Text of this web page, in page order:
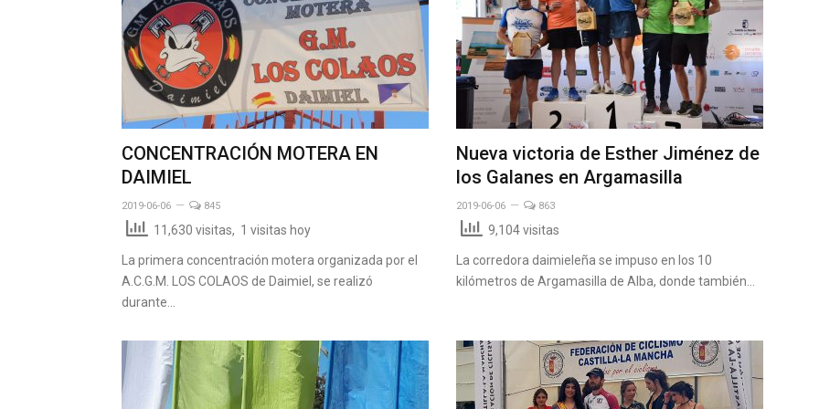
CONCENTRACIÓN MOTERA EN
DAIMIEL
2019-06-06 845
11,630 visitas, 1 visitas hoy
La primera concentración motera organizada por el
A.C.G.M. LOS COLAOS de Daimiel, se realizó
durante…
Nueva victoria de Esther Jiménez de
los Galanes en Argamasilla
2019-06-06 863
9,104 visitas
La corredora daimieleña se impuso en los 10
kilómetros de Argamasilla de Alba, donde también…